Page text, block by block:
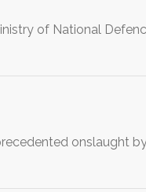
of National
onslaught